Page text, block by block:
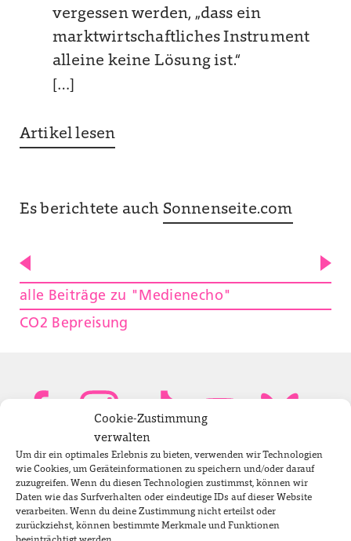
Cookie-Zustimmung
verwalten
Um dir ein optimales Erlebnis zu bieten, verwenden wir Technologien
wie Cookies, um Geräteinformationen zu speichern und/oder darauf
zuzugreifen. Wenn du diesen Technologien zustimmst, können wir
Daten wie das Surfverhalten oder eindeutige IDs auf dieser Website
verarbeiten. Wenn du deine Zustimmung nicht erteilst oder
zurückziehst, können bestimmte Merkmale und Funktionen
vergessen werden, „dass ein
marktwirtschaftliches Instrument
alleine keine Lösung ist.“
[…]
Artikel lesen
Es berichtete auch Sonnenseite.com
alle Beiträge zu "Medienecho"
CO2 Bepreisung
Bundestagsabgeordnete
Newsletter